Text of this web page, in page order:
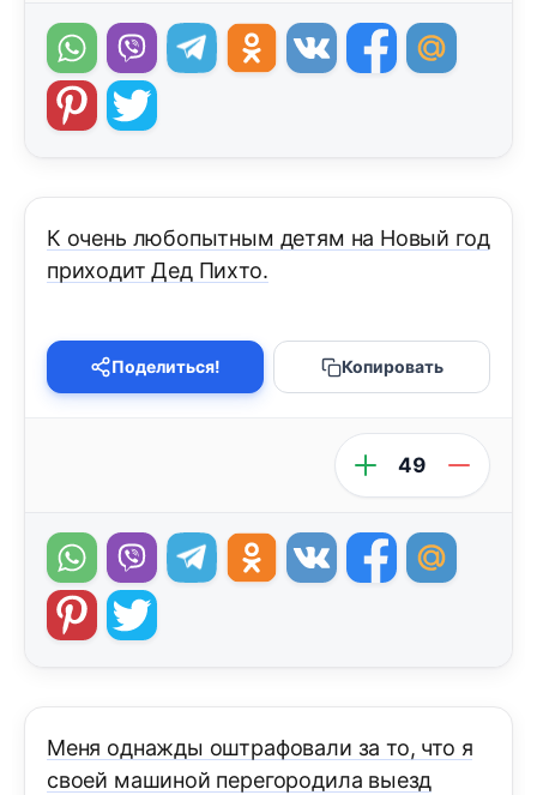
К очень любопытным детям на Новый год
приходит Дед Пихто.
Поделиться! Копировать
49
Меня однажды оштрафовали за то, что я
своей машиной перегородила выезд